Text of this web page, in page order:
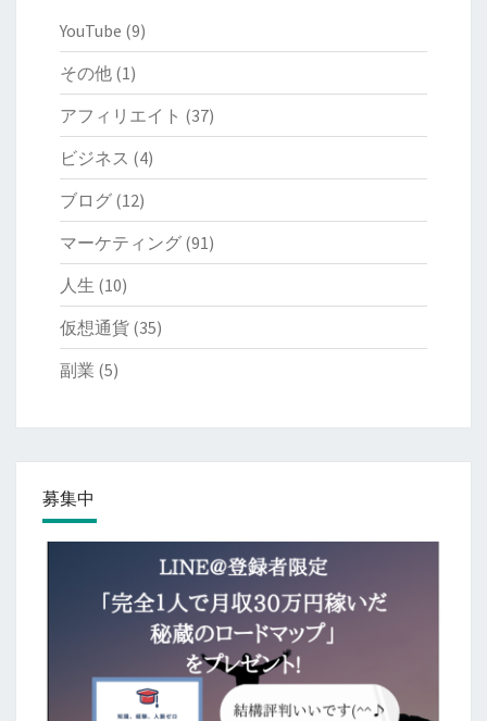
YouTube (9)
その他 (1)
アフィリエイト (37)
ビジネス (4)
ブログ (12)
マーケティング (91)
人生 (10)
仮想通貨 (35)
副業 (5)
募集中